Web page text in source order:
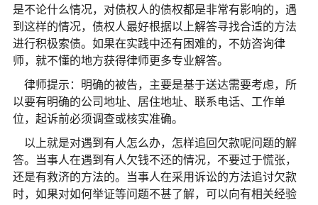
是不论什么情况，对债权人的债权都是非常有影响的，遇
到这样的情况，债权人最好根据以上解答寻找合适的方法
进行积极索债。如果在实践中还有困难的，不妨咨询律
师，就不懂的地方获得律师更多专业解答。
律师提示：明确的被告，主要是基于送达需要考虑，所
以要有明确的公司地址、居住地址、联系电话、工作单
位，起诉前必须调查或核实准确。
以上就是对遇到有人怎么办，怎样追回欠款呢问题的解
答。当事人在遇到有人欠钱不还的情况，不要过于慌张，
还是有救济的方法的。当事人在采用诉讼的方法追讨欠款
时，如果对如何举证等问题不甚了解，可以向有相关经验